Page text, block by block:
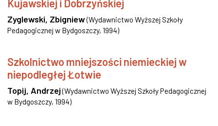
Kujawskiej i Dobrzyńskiej
Zyglewski, Zbigniew(Wydawnictwo Wyższej Szkoły
Pedagogicznej w Bydgoszczy, 1994)
Szkolnictwo mniejszości niemieckiej w
niepodległej Łotwie
Topij, Andrzej(Wydawnictwo Wyższej Szkoły Pedagogicznej
w Bydgoszczy, 1994)